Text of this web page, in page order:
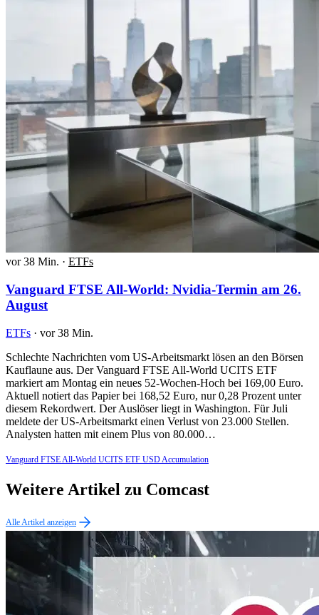
vor 38 Min. · ETFs
Vanguard FTSE All-World: Nvidia-Termin am 26.
August
ETFs · vor 38 Min.
Schlechte Nachrichten vom US-Arbeitsmarkt lösen an den Börsen
Kauflaune aus. Der Vanguard FTSE All-World UCITS ETF
markiert am Montag ein neues 52-Wochen-Hoch bei 169,00 Euro.
Aktuell notiert das Papier bei 168,52 Euro, nur 0,28 Prozent unter
diesem Rekordwert. Der Auslöser liegt in Washington. Für Juli
meldete der US-Arbeitsmarkt einen Verlust von 23.000 Stellen.
Analysten hatten mit einem Plus von 80.000…
Vanguard FTSE All-World UCITS ETF USD Accumulation
Weitere Artikel zu Comcast
Alle Artikel anzeigen